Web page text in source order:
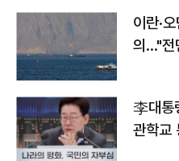
이란·
의…"전
李대통
관학교